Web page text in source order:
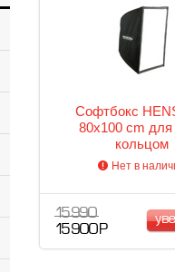
Софтбокс
80x100 cm
кольцом
Нет в
15 990
15 900 Р